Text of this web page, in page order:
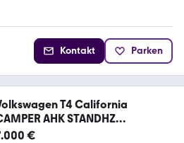
Kontakt Parken
T4 California
AHK STANDHZ
€